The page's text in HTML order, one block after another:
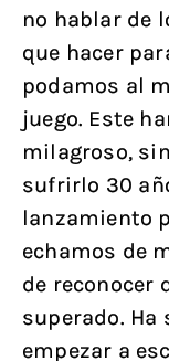
no hablar de
que hacer
podamos al
juego. Este
milagroso,
sufrirlo 30
lanzamiento
echamos de
de reconocer
superado. Ha
empezar a